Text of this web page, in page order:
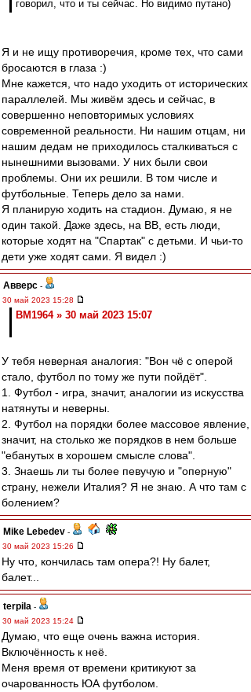
говорил, что и ты сейчас. Но видимо путано)
Я и не ищу противоречия, кроме тех, что сами
бросаются в глаза :)
Мне кажется, что надо уходить от исторических
параллелей. Мы живём здесь и сейчас, в
совершенно неповторимых условиях
современной реальности. Ни нашим отцам, ни
нашим дедам не приходилось сталкиваться с
нынешними вызовами. У них были свои
проблемы. Они их решили. В том числе и
футбольные. Теперь дело за нами.
Я планирую ходить на стадион. Думаю, я не
один такой. Даже здесь, на ВВ, есть люди,
которые ходят на "Спартак" с детьми. И чьи-то
дети уже ходят сами. Я видел :)
Авверс -
30 май 2023 15:28
BM1964 » 30 май 2023 15:07
У тебя неверная аналогия: "Вон чё с оперой
стало, футбол по тому же пути пойдёт".
1. Футбол - игра, значит, аналогии из искусства
натянуты и неверны.
2. Футбол на порядки более массовое явление,
значит, на столько же порядков в нем больше
"ебанутых в хорошем смысле слова".
3. Знаешь ли ты более певучую и "оперную"
страну, нежели Италия? Я не знаю. А что там с
болением?
Mike Lebedev -
30 май 2023 15:26
Ну что, кончилась там опера?! Ну балет,
балет...
terpila -
30 май 2023 15:24
Думаю, что еще очень важна история.
Включённость к неё.
Меня время от времени критикуют за
очарованность ЮА футболом.